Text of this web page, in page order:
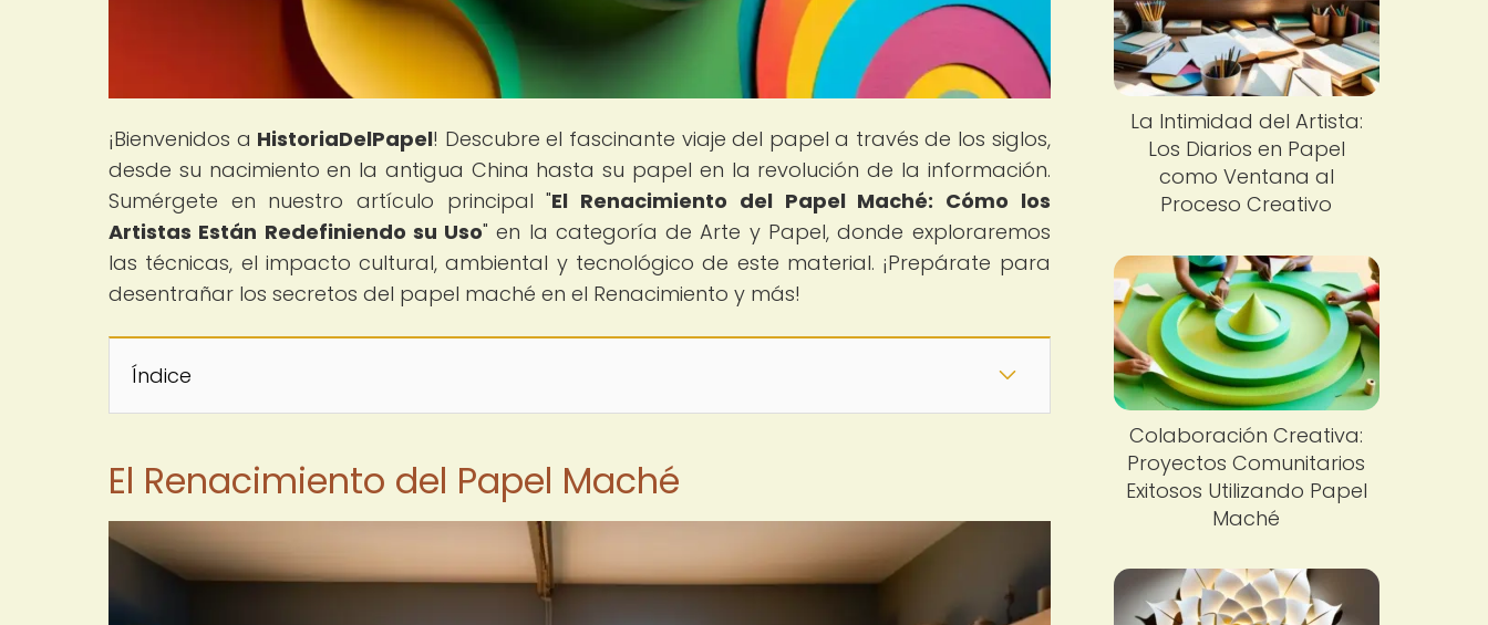
¡Bienvenidos a HistoriaDelPapel! Descubre el fascinante viaje del papel a través de los siglos,
desde su nacimiento en la antigua China hasta su papel en la revolución de la información.
Sumérgete en nuestro artículo principal "El Renacimiento del Papel Maché: Cómo los
Artistas Están Redefiniendo su Uso" en la categoría de Arte y Papel, donde exploraremos
las técnicas, el impacto cultural, ambiental y tecnológico de este material. ¡Prepárate para
desentrañar los secretos del papel maché en el Renacimiento y más!
Índice
El Renacimiento del Papel Maché
La Intimidad del Artista:
Los Diarios en Papel
como Ventana al
Proceso Creativo
Colaboración Creativa:
Proyectos Comunitarios
Exitosos Utilizando Papel
Maché